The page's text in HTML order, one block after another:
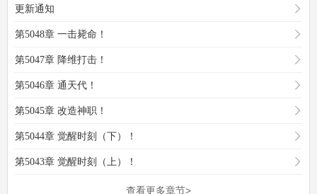
更新通知
第5048章 一击毙命！
第5047章 降维打击！
第5046章 通天代！
第5045章 改造神职！
第5044章 觉醒时刻（下）！
第5043章 觉醒时刻（上）！
查看更多章节>